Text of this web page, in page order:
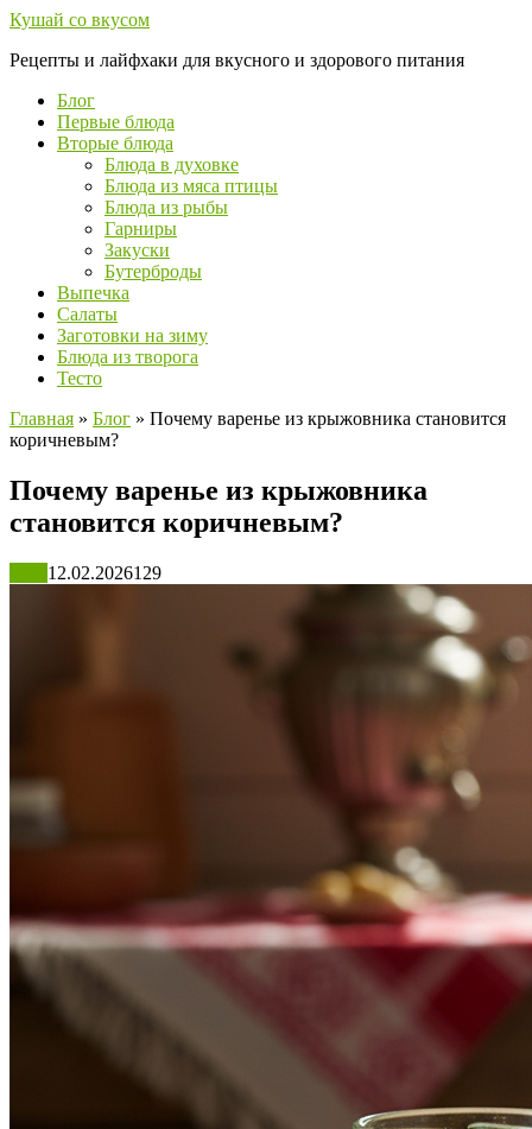
Перейти
контенту
Кушай со вкусом
Рецепты и лайфхаки для вкусного и здорового питания
Блог
Первые блюда
Вторые блюда
Блюда в духовке
Блюда из мяса птицы
Блюда из рыбы
Гарниры
Закуски
Бутерброды
Выпечка
Салаты
Заготовки на зиму
Блюда из творога
Тесто
Главная » Блог » Почему варенье из крыжовника становится
коричневым?
Почему варенье из крыжовника
становится коричневым?
12.02.2026129